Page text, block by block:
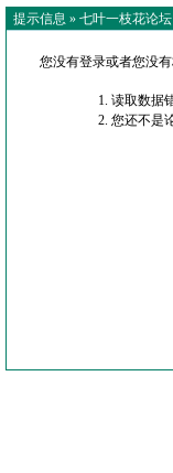
提示信息 » 七叶一枝花论坛
您没有登录或者您没
读取数据
您还不是